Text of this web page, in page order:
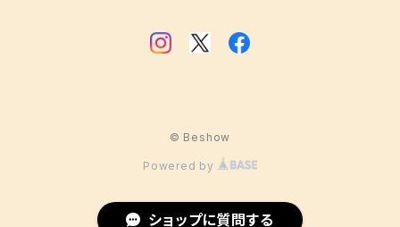
© Beshow
Powered by
ショップに質問する